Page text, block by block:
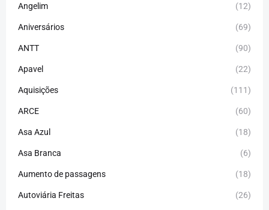
Angelim (12)
Aniversários (69)
ANTT (90)
Apavel (22)
Aquisições (111)
ARCE (60)
Asa Azul (18)
Asa Branca (6)
Aumento de passagens (18)
Autoviária Freitas (26)